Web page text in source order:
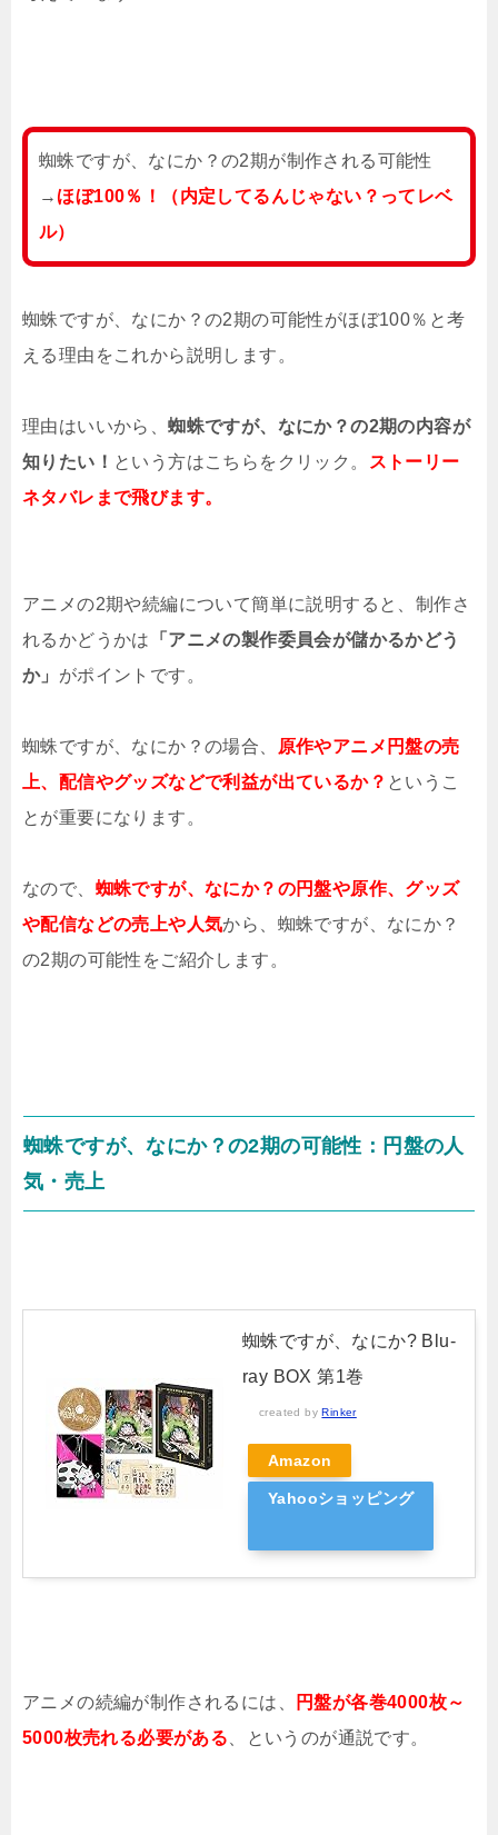
蜘蛛ですが、なにか？の2期が制作される可能性
→ ほぼ100％！（内定してるんじゃない？ってレベ
ル）
蜘蛛ですが、なにか？の2期の可能性がほぼ100％と考
える理由をこれから説明します。
理由はいいから、蜘蛛ですが、なにか？の2期の内容が
知りたい！ という方はこちらをクリック。
ストーリー
ネタバレまで飛びます。
アニメの2期や続編について簡単に説明すると、制作さ
れるかどうかは
「アニメの製作委員会が儲かるかどう
か」 がポイントです。
蜘蛛ですが、なにか？の場合、
原作やアニメ円盤の売
上、配信やグッズなどで利益が出ているか？ というこ
とが重要になります。
なので、 蜘蛛ですが、なにか？の円盤や原作、グッズ
や配信などの売上や人気から、蜘蛛ですが、なにか？
の2期の可能性をご紹介します。
蜘蛛ですが、なにか？の2期の可能性：円盤の人
気・売上
蜘蛛ですが、なにか? Blu-
ray BOX 第1巻
created byRinker
Amazon
Yahooショッピング
アニメの続編が制作されるには、
円盤が各巻4000枚～
5000枚売れる必要がある 、というのが通説です。